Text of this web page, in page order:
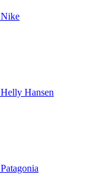
Nike
Helly Hansen
Patagonia